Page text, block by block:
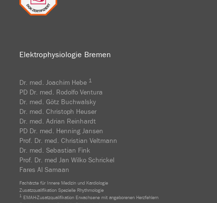
Elektrophysiologie Bremen
Dr. med. Joachim Hebe 1
PD Dr. med. Rodolfo Ventura
Dr. med. Götz Buchwalsky
Dr. med. Christoph Heuser
Dr. med. Adrian Reinhardt
PD Dr. med. Henning Jansen
Prof. Dr. med. Christian Veltmann
Dr. med. Sebastian Fink
Prof. Dr. med Jan Wilko Schrickel
Fares Al Samaan
Fachärzte für Innere Medizin und Kardiologie
Zusatzqualifikation Spezielle Rhythmologie
1 EMAH-Zusatzqualifikation Erwachsene mit angeborenen Herzfehlern